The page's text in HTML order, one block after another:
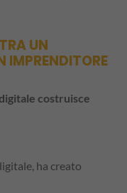
UN
IMPRENDITORE
costruisce
ha creato